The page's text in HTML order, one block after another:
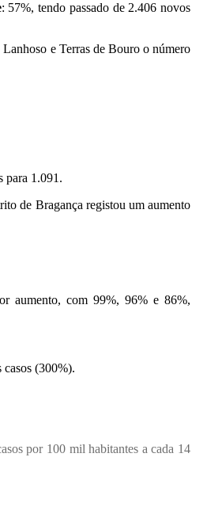
: 57%, tendo passado de 2.406 novos
e Terras de Bouro o número
para 1.091.
de Bragança registou um aumento
aumento, com 99%, 96% e 86%,
(300%).
por 100 mil habitantes a cada 14